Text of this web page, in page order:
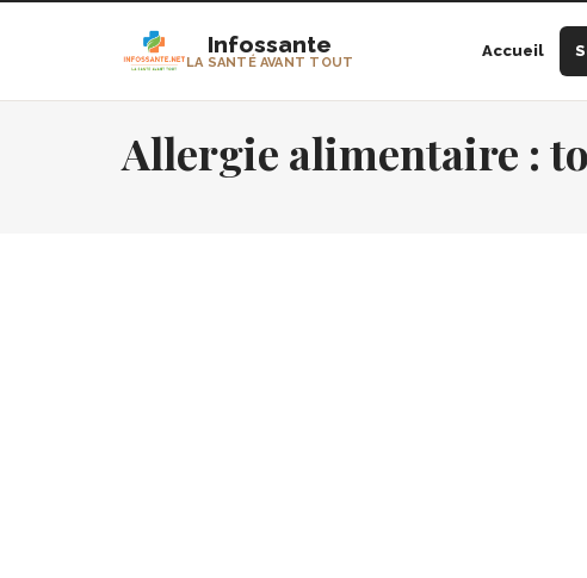
Infossante
LA SANTÉ AVANT TOUT
Accueil
Allergie alimentaire :